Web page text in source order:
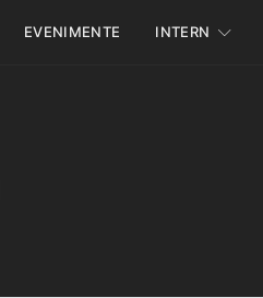
EVENIMENTE INTERN